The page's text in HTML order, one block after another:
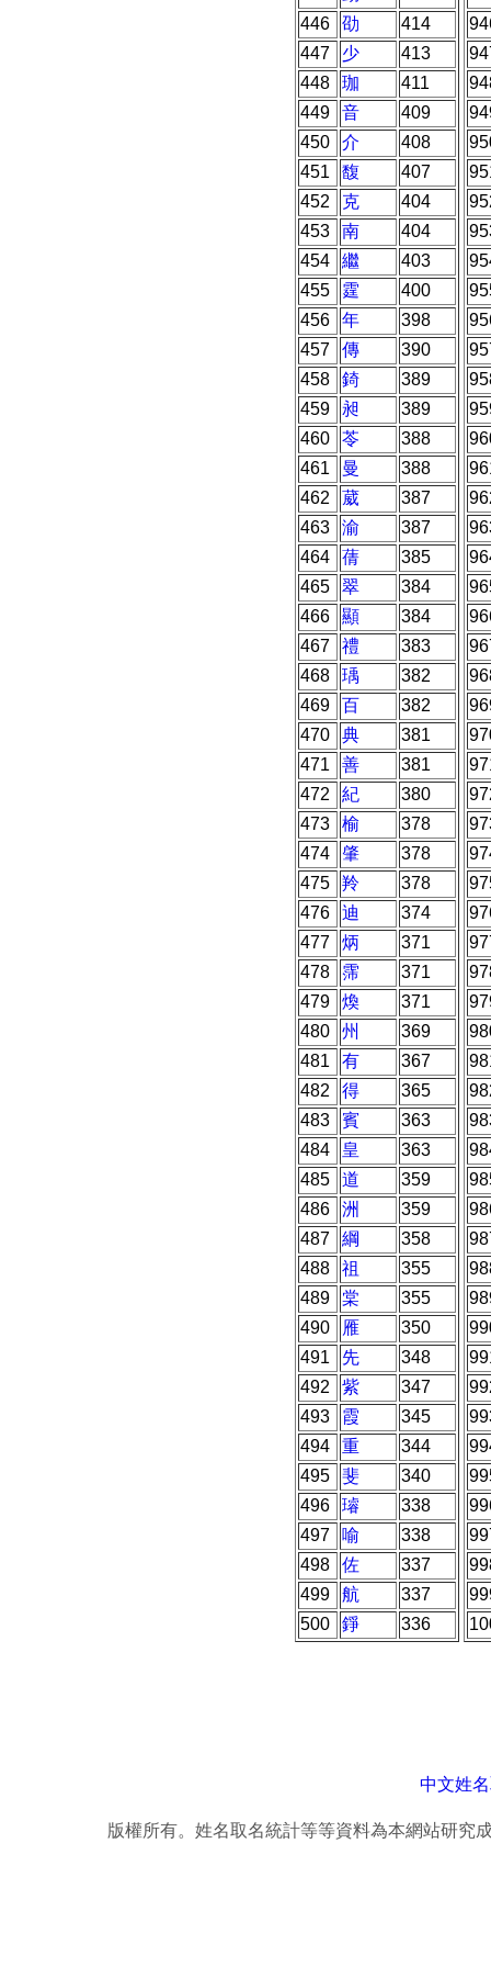
446
劭
414
447
少
413
448
珈
411
449
音
409
450
介
408
451
馥
407
452
克
404
453
南
404
454
繼
403
455
霆
400
456
年
398
457
傳
390
458
錡
389
459
昶
389
460
苓
388
461
曼
388
462
葳
387
463
渝
387
464
蒨
385
465
翠
384
466
顯
384
467
禮
383
468
瑀
382
469
百
382
470
典
381
471
善
381
472
紀
380
473
榆
378
474
肇
378
475
羚
378
476
迪
374
477
炳
371
478
霈
371
479
煥
371
480
州
369
481
有
367
482
得
365
483
賓
363
484
皇
363
485
道
359
486
洲
359
487
綱
358
488
祖
355
489
棠
355
490
雁
350
491
先
348
492
紫
347
493
霞
345
494
重
344
495
斐
340
496
璿
338
497
喻
338
498
佐
337
499
航
337
500
錚 336
中文姓
版權所有。姓名取名統計等等資料為本網站研究